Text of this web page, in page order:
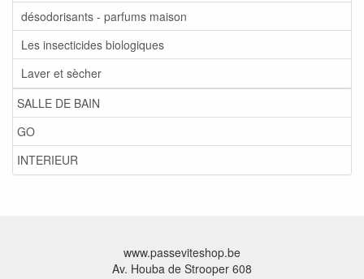
désodorisants - parfums maison
Les insecticides biologiques
Laver et sècher
SALLE DE BAIN
GO
INTERIEUR
www.passeviteshop.be
Av. Houba de Strooper 608